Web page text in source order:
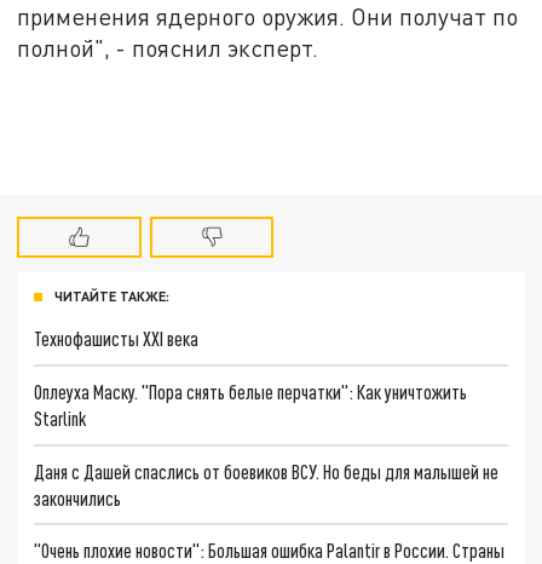
применения ядерного оружия. Они получат по
полной", - пояснил эксперт.
ЧИТАЙТЕ ТАКЖЕ:
Технофашисты XXI века
Оплеуха Маску. "Пора снять белые перчатки": Как уничтожить
Starlink
Даня с Дашей спаслись от боевиков ВСУ. Но беды для малышей не
закончились
"Очень плохие новости": Большая ошибка Palantir в России. Страны